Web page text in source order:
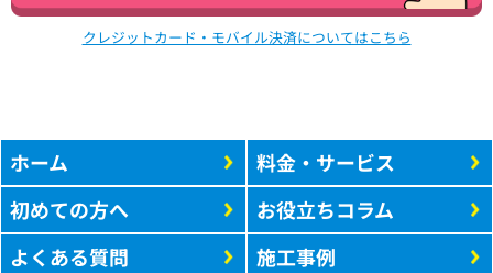
クレジットカード・モバイル決済についてはこちら
ホーム
初めての方へ
よくある質問
料金・サービス
お役立ちコラム
施工事例